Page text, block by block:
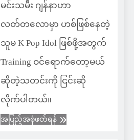
မင်းသမီး ဂျန်နာဟာ
လတ်တလောမှာ ဟစ်ဖြစ်နေတဲ့
သူမ K Pop Idol ဖြစ်ဖို့အတွက်
Training ဝင်ရောက်တော့မယ်
ဆိုတဲ့သတင်းကို ငြင်းဆို
လိုက်ပါတယ်။
အပြည့်အစုံဖတ်ရန်